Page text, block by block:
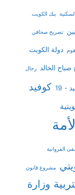
بنك الكويت
تصريح صحافي
دولة الكويت
الخالد رجال
- 19
كوفيد
الفروانية
مشروع قانون
وزارة